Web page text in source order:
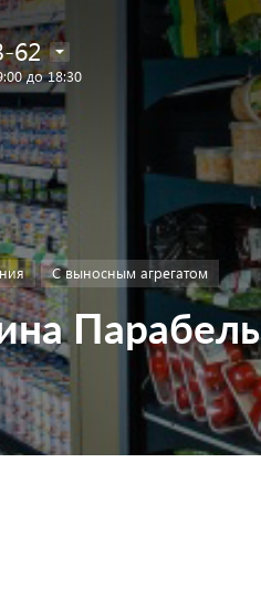
62
до 18:30
С выносным агрегатом
Парабель